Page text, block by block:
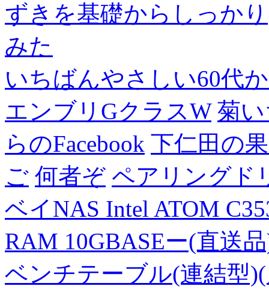
ずきを基礎からしっかり
みた
いちばんやさしい60代
エンブリGクラスW 菊
らのFacebook 下仁田の
ご 何者ぞ ペアリングド
ベイNAS Intel ATOM
RAM 10GBASEー(直送
ベンチテーブル(連結型